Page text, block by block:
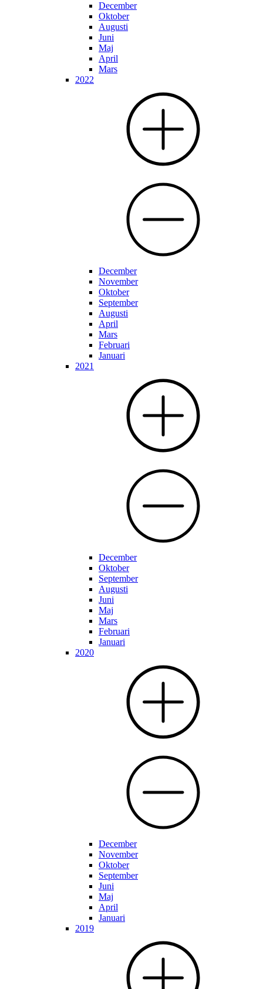
December
Oktober
Augusti
Juni
Maj
April
Mars
2022
December
November
Oktober
September
Augusti
April
Mars
Februari
Januari
2021
December
Oktober
September
Augusti
Juni
Maj
Mars
Februari
Januari
2020
December
November
Oktober
September
Juni
Maj
April
Januari
2019